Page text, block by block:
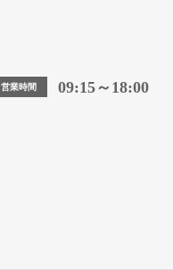
営業時間 09:15～18:00